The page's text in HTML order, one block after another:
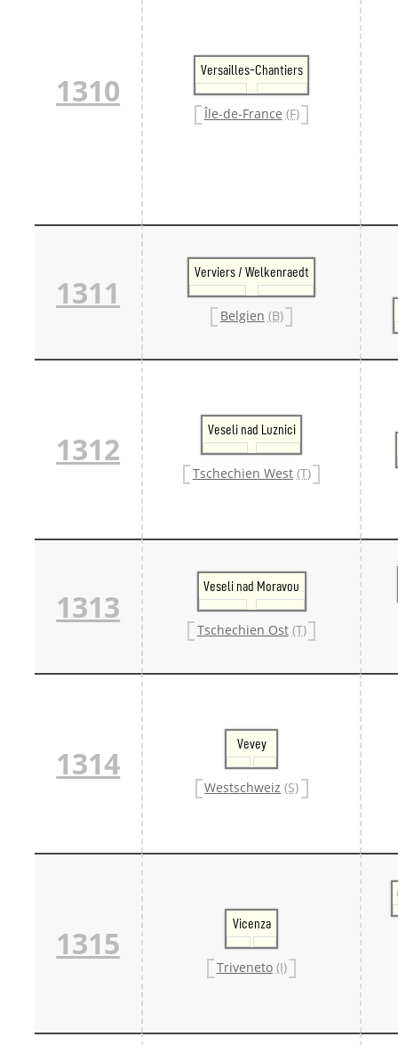
1310
Versailles-Chantiers
Île-de-France (F)
1311
Verviers / Welkenraedt
Belgien (B)
1312
Veseli nad Luznici
Tschechien West (T)
1313
Veseli nad Moravou
Tschechien Ost (T)
1314
Vevey
Westschweiz (S)
1315
Vicenza
Triveneto (I)